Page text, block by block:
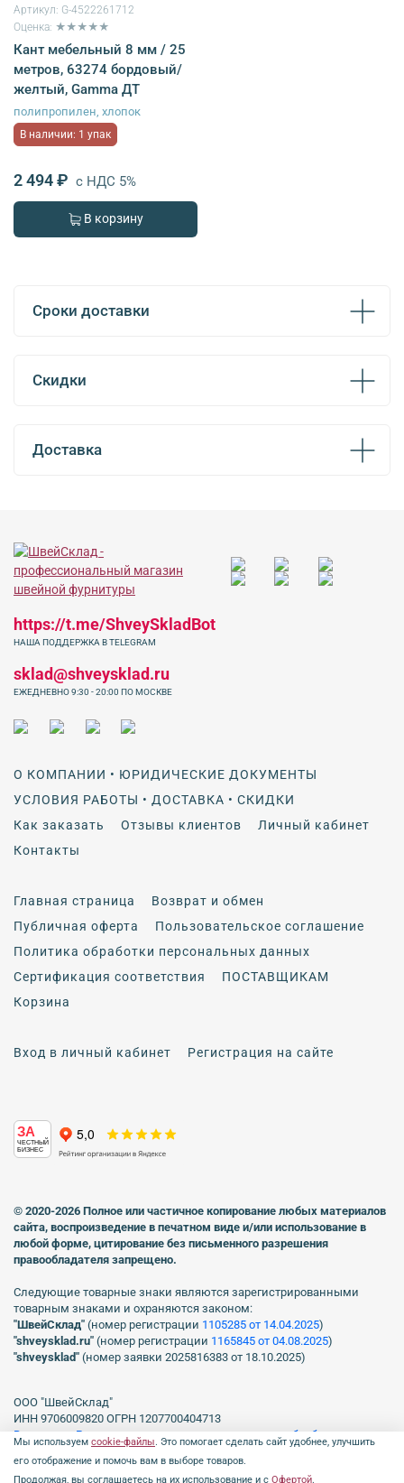
Артикул: G-4522261712
Оценка: ★★★★★
Кант мебельный 8 мм / 25
метров, 63274 бордовый/
желтый, Gamma ДТ
полипропилен, хлопок
В наличии: 1 упак
2 494 ₽ с НДС 5%
В корзину
Сроки доставки
Скидки
Доставка
О КОМПАНИИ • ЮРИДИЧЕСКИЕ ДОКУМЕНТЫ
УСЛОВИЯ РАБОТЫ • ДОСТАВКА • СКИДКИ
Как заказать
Отзывы клиентов
Личный кабинет
Контакты
Главная страница
Возврат и обмен
Публичная оферта
Пользовательское соглашение
Политика обработки персональных данных
Сертификация соответствия
ПОСТАВЩИКАМ
Корзина
Вход в личный кабинет Регистрация на сайте
https://t.me/ShveySkladBot
НАША ПОДДЕРЖКА В TELEGRAM
sklad@shveysklad.ru
ЕЖЕДНЕВНО 9:30 - 20:00 ПО МОСКВЕ
ЗА
ЧЕСТНЫЙ
БИЗНЕС
© 2020-2026 Полное или частичное копирование любых материалов
сайта, воспроизведение в печатном виде и/или использование в
любой форме, цитирование без письменного разрешения
правообладателя запрещено.
Следующие товарные знаки являются зарегистрированными
товарным знаками и охраняются законом:
"ШвейСклад" (номер регистрации 1105285 от 14.04.2025)
"shveуsklad.ru" (номер регистрации 1165845 от 04.08.2025)
"shveysklad" (номер заявки 2025816383 от 18.10.2025)
ООО "ШвейСклад"
ИНН 9706009820 ОГРН 1207700404713
Включен в Реестр операторов, осуществляющих обработку
персональных данных Роскомнадзора рег. № 77-23-150255, Приказ
№231 от 16.06.2023.
Мы используем cookie-файлы. Это помогает сделать сайт удобнее, улучшить
его отображение и помочь вам в выборе товаров.
Продолжая, вы соглашаетесь на их использование и с Офертой.